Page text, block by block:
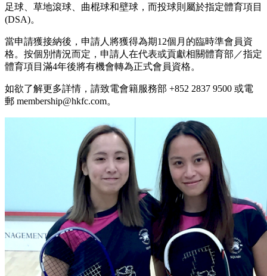
足球、草地滾球、曲棍球和壁球，而投球則屬於指定體育項目
(DSA)。
當申請獲接納後，申請人將獲得為期12個月的臨時準會員資
格。按個別情況而定，申請人在代表或貢獻相關體育部／指定
體育項目滿4年後將有機會轉為正式會員資格。
如欲了解更多詳情，請致電會籍服務部 +852 2837 9500 或電
郵 membership@hkfc.com。